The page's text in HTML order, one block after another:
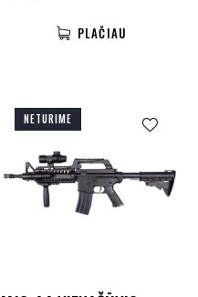
PLAČIAU
NETURIME